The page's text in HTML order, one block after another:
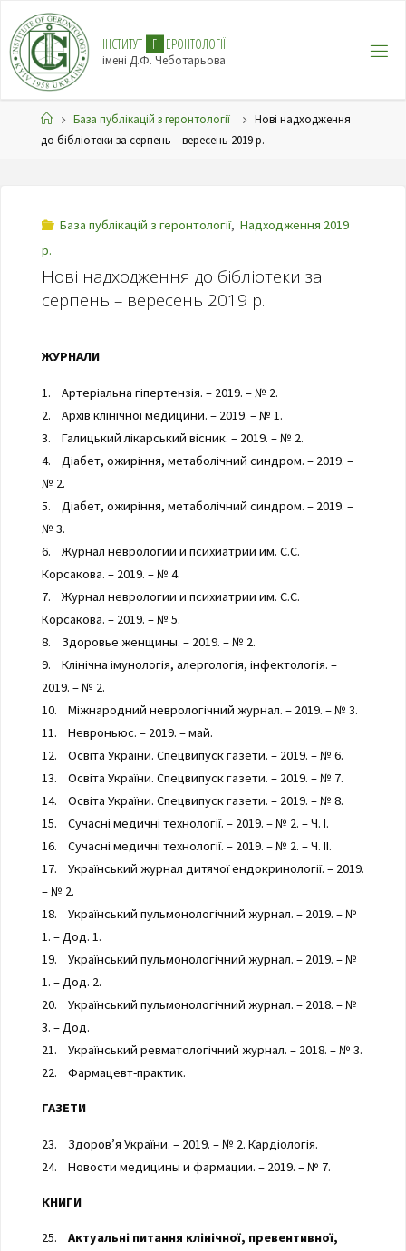
ІНСТИТУТ Г ЕРОНТОЛОГІЇ
імені Д.Ф. Чеботарьова
База публікацій з геронтології
Нові надходження
до бібліотеки за серпень – вересень 2019 р.
База публікацій з геронтології, Надходження 2019
р.
Нові надходження до бібліотеки за
серпень – вересень 2019 р.
ЖУРНАЛИ
1. Артеріальна гіпертензія. – 2019. – № 2.
2. Архів клінічної медицини. – 2019. – № 1.
3. Галицький лікарський вісник. – 2019. – № 2.
4. Діабет, ожиріння, метаболічний синдром. – 2019. –
№ 2.
5. Діабет, ожиріння, метаболічний синдром. – 2019. –
№ 3.
6. Журнал неврологии и психиатрии им. С.С.
Корсакова. – 2019. – № 4.
7. Журнал неврологии и психиатрии им. С.С.
Корсакова. – 2019. – № 5.
8. Здоровье женщины. – 2019. – № 2.
9. Клінічна імунологія, алергологія, інфектологія. –
2019. – № 2.
10. Міжнародний неврологічний журнал. – 2019. – № 3.
11. Невроньюс. – 2019. – май.
12. Освіта України. Спецвипуск газети. – 2019. – № 6.
13. Освіта України. Спецвипуск газети. – 2019. – № 7.
14. Освіта України. Спецвипуск газети. – 2019. – № 8.
15. Сучасні медичні технології. – 2019. – № 2. – Ч. І.
16. Сучасні медичні технології. – 2019. – № 2. – Ч. ІІ.
17. Український журнал дитячої ендокринології. – 2019.
– № 2.
18. Український пульмонологічний журнал. – 2019. – №
1. – Дод. 1.
19. Український пульмонологічний журнал. – 2019. – №
1. – Дод. 2.
20. Український пульмонологічний журнал. – 2018. – №
3. – Дод.
21. Український ревматологічний журнал. – 2018. – № 3.
22. Фармацевт-практик.
ГАЗЕТИ
23. Здоров’я України. – 2019. – № 2. Кардіологія.
24. Новости медицины и фармации. – 2019. – № 7.
КНИГИ
25. Актуальні питання клінічної, превентивної,